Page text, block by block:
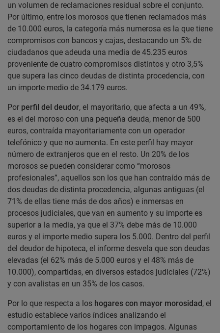
un volumen de reclamaciones residual sobre el conjunto.
Por último, entre los morosos que tienen reclamados más
de 10.000 euros, la categoría más numerosa es la que tiene
compromisos con bancos y cajas, destacando un 5% de
ciudadanos que adeuda una media de 45.235 euros
proveniente de cuatro compromisos distintos y otro 3,5%
que supera las cinco deudas de distinta procedencia, con
un importe medio de 34.179 euros.
Por perfil del deudor, el mayoritario, que afecta a un 49%,
es el del moroso con una pequeña deuda, menor de 500
euros, contraída mayoritariamente con un operador
telefónico y que no aumenta. En este perfil hay mayor
número de extranjeros que en el resto. Un 20% de los
morosos se pueden considerar como “morosos
profesionales”, aquellos son los que han contraído más de
dos deudas de distinta procedencia, algunas antiguas (el
71% de ellas tiene más de dos años) e inmersas en
procesos judiciales, que van en aumento y su importe es
superior a la media, ya que el 37% debe más de 10.000
euros y el importe medio supera los 5.000. Dentro del perfil
del deudor de hipoteca, el informe desvela que son deudas
elevadas (el 62% más de 5.000 euros y el 48% más de
10.000), compartidas, en diversos estados judiciales (72%)
y con avalistas en un 35% de los casos.
Por lo que respecta a los hogares con mayor morosidad, el
estudio establece varios índices analizando el
comportamiento de los hogares con impagos. Algunas